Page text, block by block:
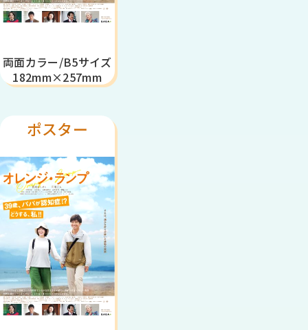
両面カラー/B5サイズ
182mm×257mm
ポスター